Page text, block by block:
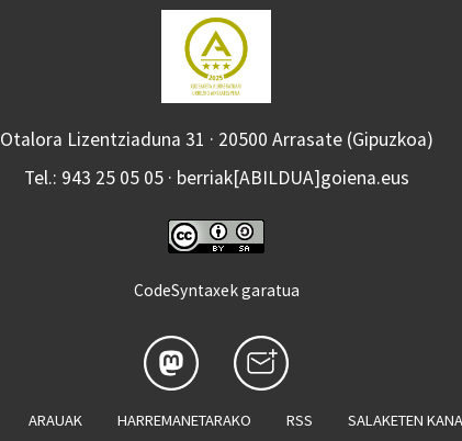
Otalora Lizentziaduna 31 · 20500 Arrasate (Gipuzkoa)
Tel.: 943 25 05 05 · berriak[ABILDUA]goiena.eus
CodeSyntaxek garatua
ARAUAK HARREMANETARAKO RSS SALAKETEN